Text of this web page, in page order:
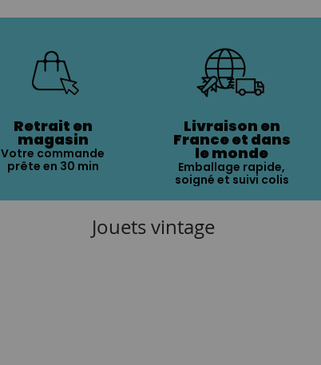
Retrait en
magasin
Votre commande
prête en 30 min
Livraison en
France et dans
le monde
Emballage rapide,
soigné et suivi colis
Jouets vintage